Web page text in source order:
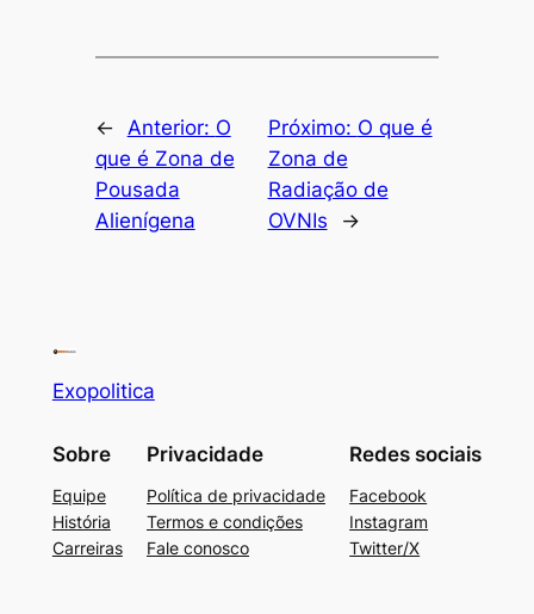
← Anterior: O
que é Zona de
Pousada
Alienígena
Próximo: O que é
Zona de
Radiação de
OVNIs
→
Exopolitica
Sobre
Equipe
História
Carreiras
Privacidade
Política de privacidade
Termos e condições
Fale conosco
Redes sociais
Facebook
Instagram
Twitter/X